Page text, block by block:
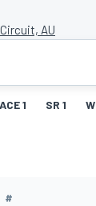
AU
1 SR 1 W
#